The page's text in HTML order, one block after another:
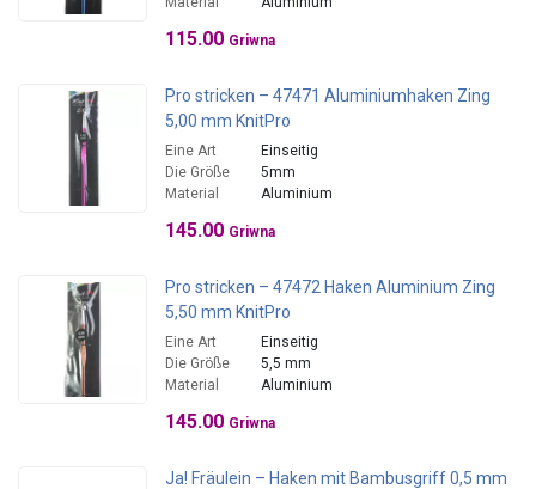
115.00 Griwna
Pro stricken – 47471 Aluminiumhaken Zing
5,00 mm KnitPro
Eine Art
Einseitig
Die Größe
5mm
Material
Aluminium
145.00 Griwna
Pro stricken – 47472 Haken Aluminium Zing
5,50 mm KnitPro
Eine Art
Einseitig
Die Größe
5,5 mm
Material
Aluminium
145.00 Griwna
Ja! Fräulein – Haken mit Bambusgriff 0,5 mm